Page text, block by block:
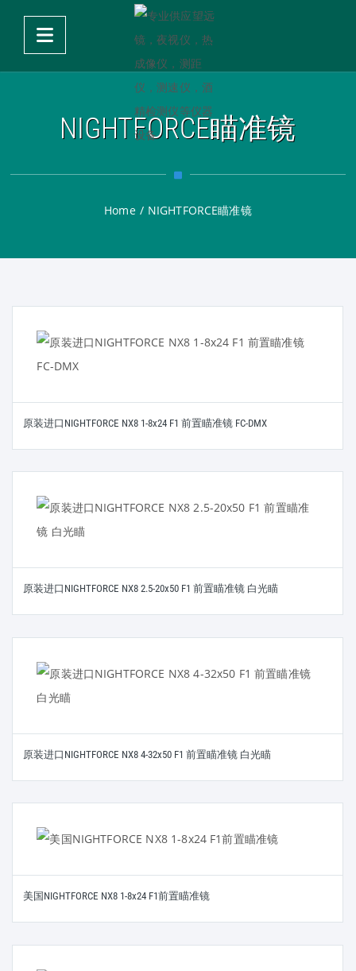
NIGHTFORCE瞄准镜
Home / NIGHTFORCE瞄准镜
原装进口NIGHTFORCE NX8 1-8x24 F1 前置瞄准镜 FC-DMX
原装进口NIGHTFORCE NX8 2.5-20x50 F1 前置瞄准镜 白光瞄
原装进口NIGHTFORCE NX8 4-32x50 F1 前置瞄准镜 白光瞄
美国NIGHTFORCE NX8 1-8x24 F1前置瞄准镜